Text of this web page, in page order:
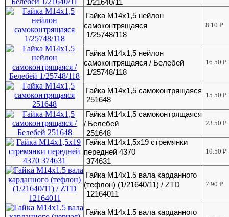
1/21640/11
Гайка М14х1,5 нейлон
самоконтрящаяся
1/25748/118
8.10₽
Гайка М14х1,5 нейлон
самоконтрящаяся / Белебей
1/25748/118
16.50₽
Гайка М14х1,5 самоконтрящаяся
251648
15.50₽
Гайка М14х1,5 самоконтрящаяся
/ Белебей
251648
23.50₽
Гайка М14х1,5х19 стремянки
передней 4370
374631
10.50₽
Гайка М14х1.5 вала карданного
(тефлон) (1/21640/11) / ZTD
12164011
7.90₽
Гайка М14х1.5 вала карданного